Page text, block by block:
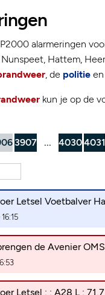
alarmeringen
Hattem,
, de politie
kun je op de
3907 ... 40304031
Letsel Voetbalver
de Avenier
Letsel : : A28 L :